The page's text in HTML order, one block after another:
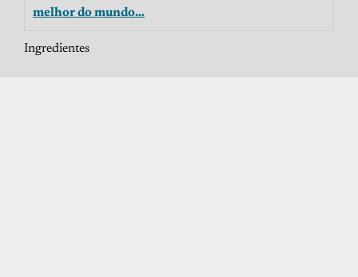
melhor do mundo…
Ingredientes